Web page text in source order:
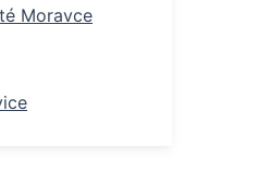
Moravce